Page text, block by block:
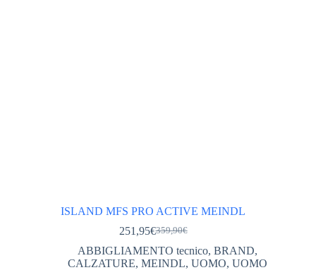
ISLAND MFS PRO ACTIVE MEINDL
359,90€
Il
prezzo
originale
251,95€Il
prezzo
attuale
ABBIGLIAMENTO tecnico, BRAND,
CALZATURE, MEINDL, UOMO, UOMO